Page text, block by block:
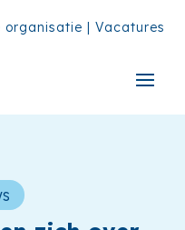
organisatie | Vacatures